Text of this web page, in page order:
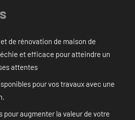
de rénovation de maison de
et efficace pour atteindre un
attentes
pour vos travaux avec une
pour augmenter la valeur de votre